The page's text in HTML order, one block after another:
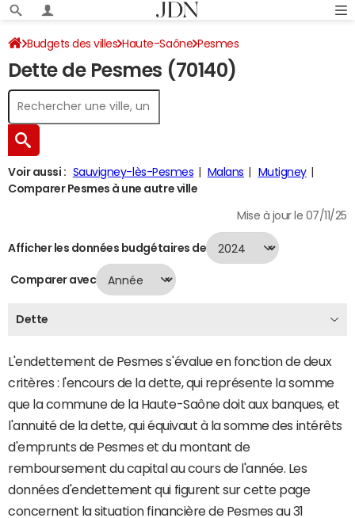
Budgets des villes Haute-Saône Pesmes
Dette au 31/12/2024
Dette de Pesmes (70140)
Voir aussi : Sauvigney-lès-Pesmes Malans
Mutigney
Comparer Pesmes à une autre ville
Mise à jour le 07/11/25
Afficher les données budgétaires de
Comparer avec
Dette
L'endettement de Pesmes s'évalue en fonction de deux
critères : l'encours de la dette, qui représente la somme
que la commune de la Haute-Saône doit aux banques, et
l'annuité de la dette, qui équivaut à la somme des intérêts
d'emprunts de Pesmes et du montant de
remboursement du capital au cours de l'année. Les
données d'endettement qui figurent sur cette page
concernent la situation financière de Pesmes au 31